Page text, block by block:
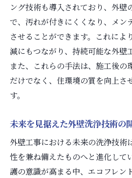
ング技術も導入されており、外壁
で、汚れが付きにくくなり、メン
させることができます。これによ
減にもつながり、持続可能な外壁
また、これらの手法は、施工後の
だけでなく、住環境の質を向上さ
す。
未来を見据えた外壁洗浄技術の
外壁工事における未来の洗浄技術
性を兼ね備えたものへと進化して
護の意識が高まる中、エコフレン